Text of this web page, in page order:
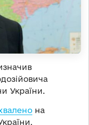
України.
на